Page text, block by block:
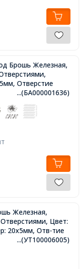
Отверстие
...(БА000001636)
Железная,
Цвет:
20х5мм, Отв-тие
...(УТ100006005)